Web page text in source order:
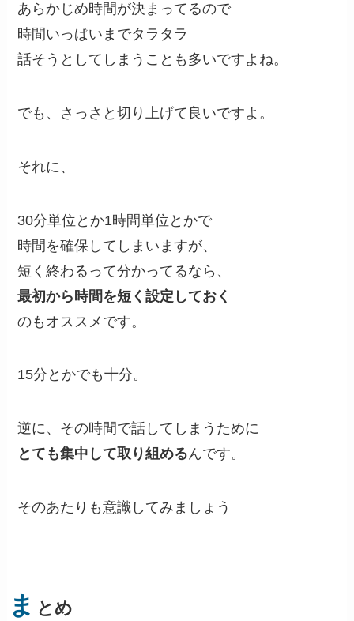
あらかじめ時間が決まってるので
時間いっぱいまでタラタラ
話そうとしてしまうことも多いですよね。
でも、さっさと切り上げて良いですよ。
それに、
30分単位とか1時間単位とかで
時間を確保してしまいますが、
短く終わるって分かってるなら、
最初から時間を短く設定しておく
のもオススメです。
15分とかでも十分。
逆に、その時間で話してしまうために
とても集中して取り組めるんです。
そのあたりも意識してみましょう
ま とめ